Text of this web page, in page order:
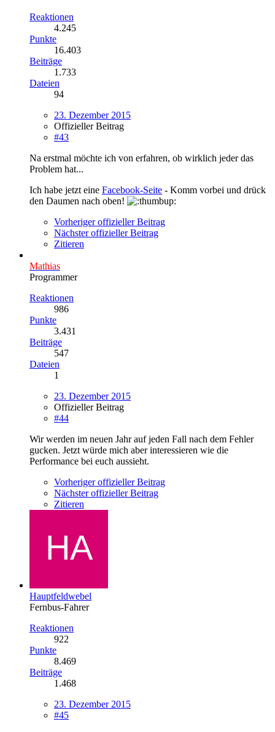
Reaktionen
4.245
Punkte
16.403
Beiträge
1.733
Dateien
94
23. Dezember 2015
Offizieller Beitrag
#43
Na erstmal möchte ich von erfahren, ob wirklich jeder das
Problem hat...
Ich habe jetzt eine Facebook-Seite - Komm vorbei und drück
den Daumen nach oben!
Vorheriger offizieller Beitrag
Nächster offizieller Beitrag
Zitieren
Mathias
Programmer
Reaktionen
986
Punkte
3.431
Beiträge
547
Dateien
1
23. Dezember 2015
Offizieller Beitrag
#44
Wir werden im neuen Jahr auf jeden Fall nach dem Fehler
gucken. Jetzt würde mich aber interessieren wie die
Performance bei euch aussieht.
Vorheriger offizieller Beitrag
Nächster offizieller Beitrag
Zitieren
Hauptfeldwebel
Fernbus-Fahrer
Reaktionen
922
Punkte
8.469
Beiträge
1.468
23. Dezember 2015
#45